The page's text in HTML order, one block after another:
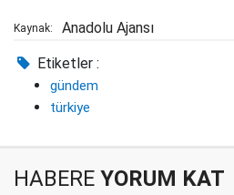
Kaynak: Anadolu Ajansı
Etiketler :
gündem
türkiye
HABERE YORUM KAT